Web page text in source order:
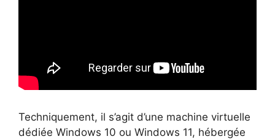
Techniquement, il s’agit d’une machine virtuelle
dédiée Windows 10 ou Windows 11, hébergée